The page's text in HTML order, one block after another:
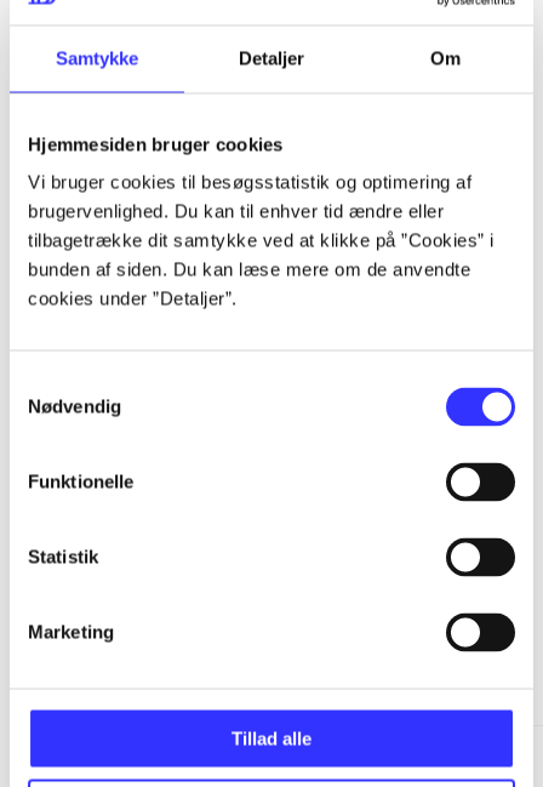
Samtykke Detaljer Om
Hjemmesiden bruger cookies
Vi bruger cookies til besøgsstatistik og optimering af
brugervenlighed. Du kan til enhver tid ændre eller
tilbagetrække dit samtykke ved at klikke på ”Cookies” i
bunden af siden. Du kan læse mere om de anvendte
cookies under ”Detaljer”.
Nødvendig
Funktionelle
Statistik
Marketing
Tillad alle
Artikler
Alle registrerede artikler fordelt på udgivelser
...
...
...